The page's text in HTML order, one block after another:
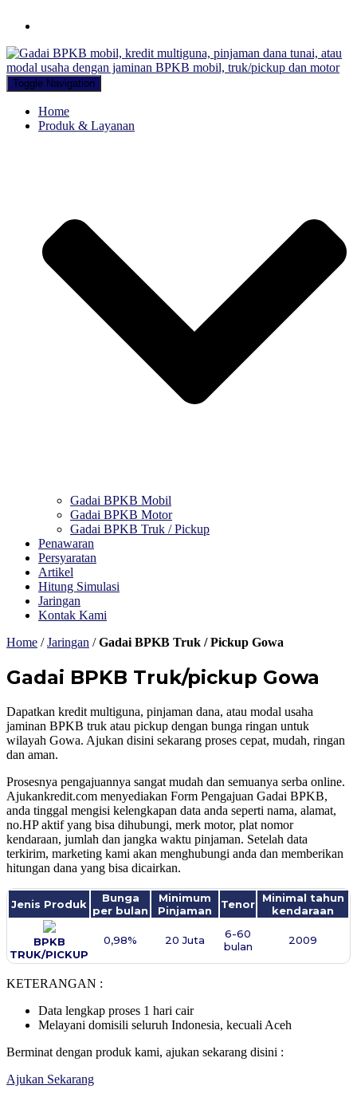
Toggle Navigation
Home
Produk & Layanan
Gadai BPKB Mobil
Gadai BPKB Motor
Gadai BPKB Truk / Pickup
Penawaran
Persyaratan
Artikel
Hitung Simulasi
Jaringan
Kontak Kami
Home /Jaringan /Gadai BPKB Truk / Pickup Gowa
Gadai BPKB Truk/pickup Gowa
Dapatkan kredit multiguna, pinjaman dana, atau modal usaha
jaminan BPKB truk atau pickup dengan bunga ringan untuk
wilayah Gowa. Ajukan disini sekarang proses cepat, mudah, ringan
dan aman.
Prosesnya pengajuannya sangat mudah dan semuanya serba online.
Ajukankredit.com menyediakan Form Pengajuan Gadai BPKB,
anda tinggal mengisi kelengkapan data anda seperti nama, alamat,
no.HP aktif yang bisa dihubungi, merk motor, plat nomor
kendaraan, jumlah dan jangka waktu pinjaman. Setelah data
terkirim, marketing kami akan menghubungi anda dan memberikan
hitungan dana yang bisa dicairkan.
Jenis Produk
Bunga
per bulan
Minimum
Pinjaman
Tenor
Minimal tahun
kendaraan
BPKB
TRUK/PICKUP
0,98% 20 Juta
6-60
bulan
2009
KETERANGAN :
Data lengkap proses 1 hari cair
Melayani domisili seluruh Indonesia, kecuali Aceh
Berminat dengan produk kami, ajukan sekarang disini :
Ajukan Sekarang